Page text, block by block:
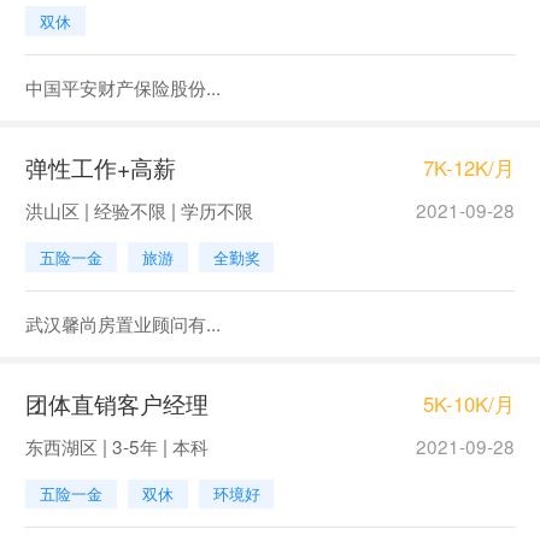
双休
中国平安财产保险股份...
弹性工作+高薪 7K-12K/月
洪山区 | 经验不限 | 学历不限 2021-09-28
五险一金 旅游 全勤奖
武汉馨尚房置业顾问有...
团体直销客户经理 5K-10K/月
东西湖区 | 3-5年 | 本科 2021-09-28
五险一金 双休 环境好